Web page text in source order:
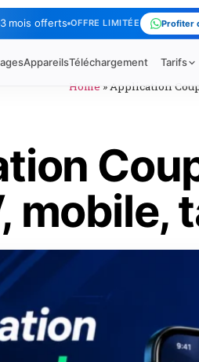
3 mois offerts OFFRE LIMITÉE Profiter
AppareilsTéléchargement Tarifs
Home »Application
mobile,